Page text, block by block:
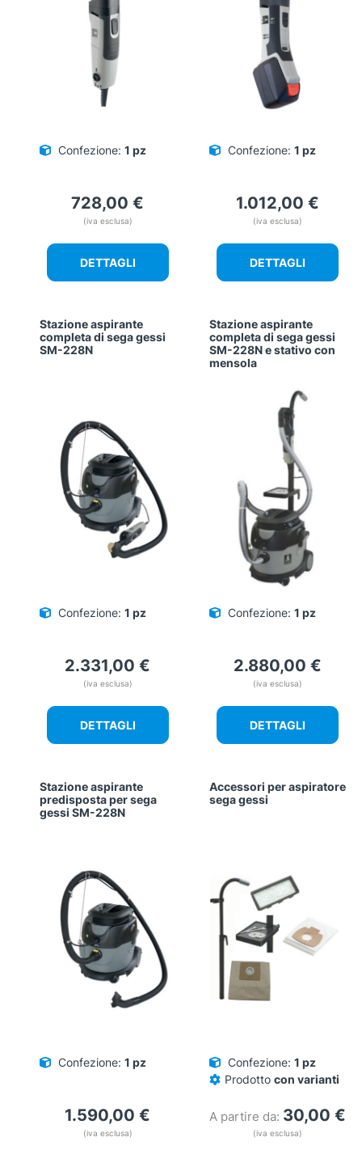
Confezione: 1 pz
728,00 €
(iva esclusa)
DETTAGLI
Confezione: 1 pz
1.012,00 €
(iva esclusa)
DETTAGLI
Stazione aspirante
completa di sega gessi
SM-228N
Confezione: 1 pz
2.331,00 €
(iva esclusa)
DETTAGLI
Stazione aspirante
completa di sega gessi
SM-228N e stativo con
mensola
Confezione: 1 pz
2.880,00 €
(iva esclusa)
DETTAGLI
Stazione aspirante
predisposta per sega
gessi SM-228N
Confezione: 1 pz
1.590,00 €
(iva esclusa)
Accessori per aspiratore
sega gessi
Confezione: 1 pz
Prodotto con varianti
A partire da: 30,00 €
(iva esclusa)